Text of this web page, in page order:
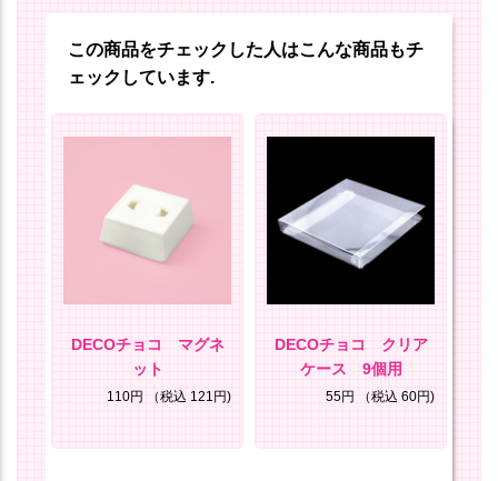
この商品をチェックした人はこんな商品もチ
ェックしています.
DECOチョコ マグネ
ット
110円 （税込 121円)
DECOチョコ クリア
ケース 9個用
55円 （税込 60円)